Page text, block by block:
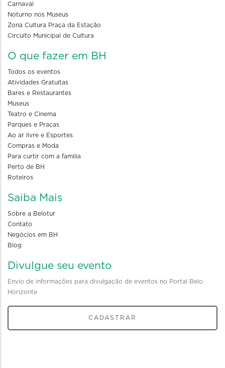
Carnaval
Noturno nos Museus
Zona Cultura Praça da Estação
Circuito Municipal de Cultura
O que fazer em BH
Todos os eventos
Atividades Gratuitas
Bares e Restaurantes
Museus
Teatro e Cinema
Parques e Praças
Ao ar livre e Esportes
Compras e Moda
Para curtir com a familia
Perto de BH
Roteiros
Saiba Mais
Sobre a Belotur
Contato
Negócios em BH
Blog
Divulgue seu evento
Envio de informações para divulgação de eventos no Portal Belo
Horizonte
CADASTRAR